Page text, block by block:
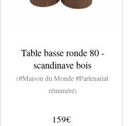
Table basse ronde 80 -
scandinave bois
(#Maison du Monde #Partenariat
rémunéré)
159€